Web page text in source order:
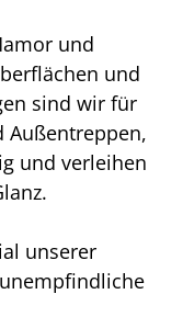
und
und
sind wir für
Außentreppen,
und verleihen
unserer